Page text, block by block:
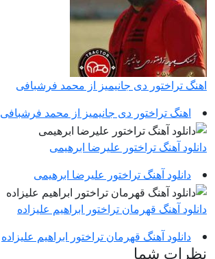
اهنگ تراختور دی جانیمیز از محمد فرشبافی
اهنگ تراختور دی جانیمیز از محمد فرشبافی
دانلود آهنگ تراختور علیرضا ابرهیمی
دانلود آهنگ تراختور علیرضا ابرهیمی
دانلود آهنگ قهرمان تراختور ابراهیم علیزاده
دانلود آهنگ قهرمان تراختور ابراهیم علیزاده
نظرات شما